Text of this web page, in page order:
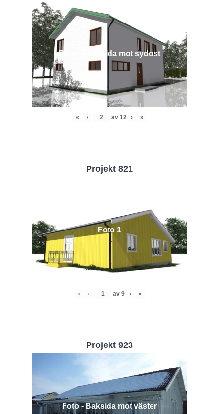
Före - Framsida mot sydost
« ‹ av 12 › »
Projekt 821
Foto 1
« ‹ av 9 › »
Projekt 923
Foto - Baksida mot väster